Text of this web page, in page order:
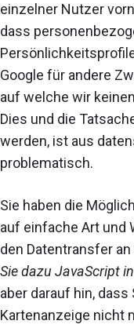
einzelner Nutzer
dass
Google für andere
auf welche wir
Dies und die
werden, ist aus
problematisch.
Sie haben die
auf einfache Art und
den Datentransfer
Sie dazu JavaScript
aber darauf hin, dass
Kartenanzeige nicht